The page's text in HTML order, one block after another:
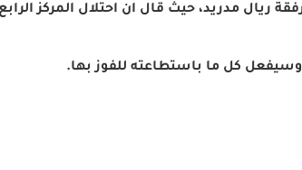
رفقة ريال مدريد، حيث قال ان احتلال المركز
وسيفعل كل ما باستطاعته للفوز بها.